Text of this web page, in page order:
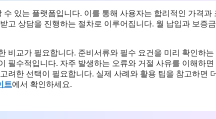
있는 플랫폼입니다. 이를 통해 사용자는 합리적인 가격과
고 상담을 진행하는 절차로 이루어집니다. 월 납입과 보증
비교가 필요합니다. 준비서류와 필수 요건을 미리 확인하는
필수적입니다. 자주 발생하는 오류와 거절 사유를 이해하면
려한 선택이 필요합니다. 실제 사례와 활용 팁을 참고하면
트에서 확인하세요.